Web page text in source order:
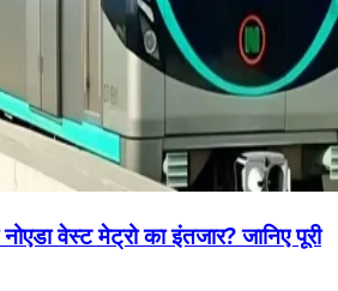
वेस्ट मेट्रो का इंतजार? जानिए पूरी